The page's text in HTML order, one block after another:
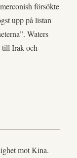
försökte
upp på listan
Waters
till Irak och
mot Kina.